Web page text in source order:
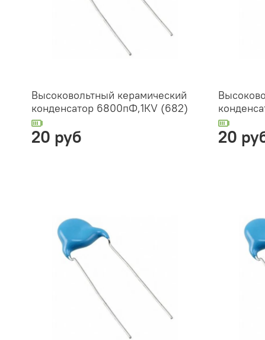
Высоковольтный керамический
конденсатор 6800пФ,1КV (682)
20 руб 20